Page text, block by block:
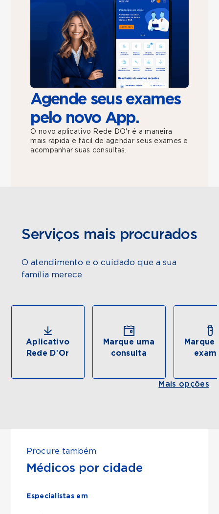
Agende seus exames
pelo novo App.
O novo aplicativo Rede DO'r é a maneira
mais rápida e fácil de agendar seus exames e
acompanhar suas consultas.
Serviços mais procurados
O atendimento e o cuidado que a sua
família merece
Aplicativo
Rede D'Or
Marque uma
consulta
Marque
Mais opções
Procure também
Médicos por cidade
Especialistas em